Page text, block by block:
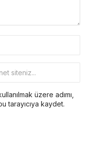
üzere adımı,
tarayıcıya kaydet.